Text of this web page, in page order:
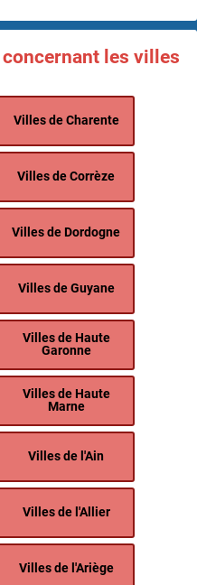
les villes
Villes de Charente
Villes de Corrèze
Villes de Dordogne
Villes de Guyane
Villes de Haute
Garonne
Villes de Haute
Marne
Villes de l'Ain
Villes de l'Allier
Villes de l'Ariège